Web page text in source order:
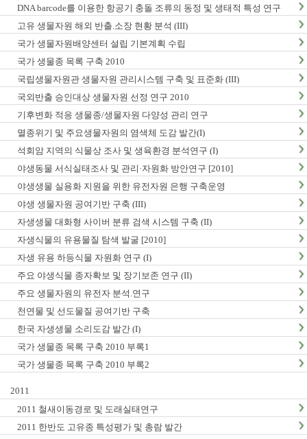
DNA barcode를 이용한 항공기 충돌 조류의 동정 및 생태적 특성 연구
고유 생물자원 해외 반출.소장 현황 분석 (III)
국가 생물자원배양센터 설립 기본계획 수립
국가 생물종 목록 구축 2010
국립생물자원관 생물자원 관리시스템 구축 및 표준화 (III)
국외반출 승인대상 생물자원 선정 연구 2010
기후변화 적응 생물종/생물자원 다양성 관리 연구
멸종위기 및 주요생물자원의 염색체 도감 발간(I)
석회암 지역의 식물상 조사 및 생육환경 분석연구 (I)
야생동물 서식실태조사 및 관리·자원화 방안연구 [2010]
야생생물 실용화 지원을 위한 유전자원 은행 구축운영
야생 생물자원 공여기반 구축 (III)
자생생물 대화형 사이버 분류 검색 시스템 구축 (II)
자생식물의 유용물질 탐색 발굴 [2010]
자생 유용 하등식물 자원화 연구 (I)
주요 야생식물 종자확보 및 장기보존 연구 (II)
주요 생물자원의 유전자 분석.연구
천연물 및 선도물질 공여기반 구축
한국 자생생물 소리도감 발간 (I)
국가 생물종 목록 구축 2010 부록1
국가 생물종 목록 구축 2010 부록2
2011
2011 철새이동경로 및 도래실태연구
2011 한반도 고유종 특성평가 및 총람 발간